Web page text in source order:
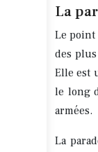
La
Le point
des
Elle est
le long
armées.
La